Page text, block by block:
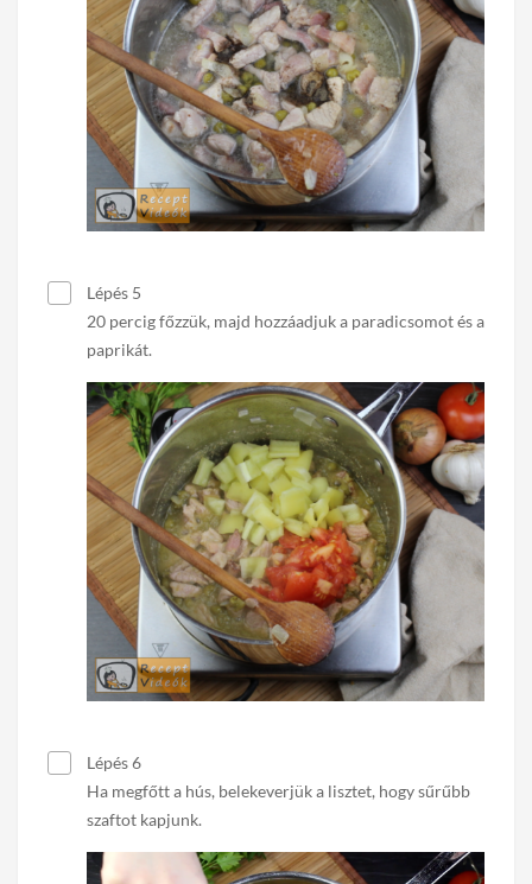
Lépés 5
20 percig főzzük, majd hozzáadjuk a paradicsomot és a
paprikát.
Lépés 6
Ha megfőtt a hús, belekeverjük a lisztet, hogy sűrűbb
szaftot kapjunk.